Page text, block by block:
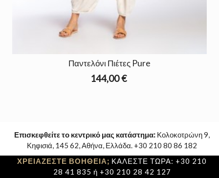
Παντελόνι Πιέτες Pure
144,00 €
Επισκεφθείτε το κεντρικό μας κατάστημα: Κολοκοτρώνη 9,
Κηφισιά, 145 62, Αθήνα, Ελλάδα. +30 210 80 86 182
ΧΡΕΙΑΖΕΣΤΕ ΒΟΗΘΕΙΑ; ΚΑΛΕΣΤΕ ΤΩΡΑ: +30 210
28 41 835 ή +30 210 28 42 127